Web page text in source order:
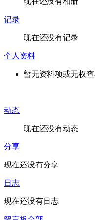
记录
现在还没有记录
个人资料
暂无资料项或无权
动态
现在还没有动态
分享
现在还没有分享
日志
现在还没有日志